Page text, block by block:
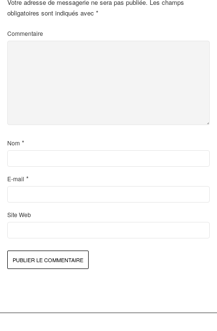
Votre adresse de messagerie ne sera pas publiée. Les champs
obligatoires sont indiqués avec *
Commentaire
Nom *
E-mail *
Site Web